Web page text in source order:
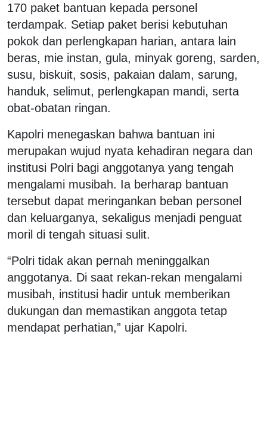
170 paket bantuan kepada personel
terdampak. Setiap paket berisi kebutuhan
pokok dan perlengkapan harian, antara lain
beras, mie instan, gula, minyak goreng, sarden,
susu, biskuit, sosis, pakaian dalam, sarung,
handuk, selimut, perlengkapan mandi, serta
obat-obatan ringan.
Kapolri menegaskan bahwa bantuan ini
merupakan wujud nyata kehadiran negara dan
institusi Polri bagi anggotanya yang tengah
mengalami musibah. Ia berharap bantuan
tersebut dapat meringankan beban personel
dan keluarganya, sekaligus menjadi penguat
moril di tengah situasi sulit.
“Polri tidak akan pernah meninggalkan
anggotanya. Di saat rekan-rekan mengalami
musibah, institusi hadir untuk memberikan
dukungan dan memastikan anggota tetap
mendapat perhatian,” ujar Kapolri.